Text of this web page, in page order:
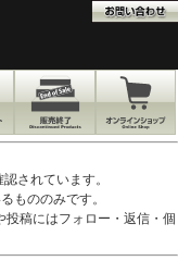
されています。
もののみです。
投稿にはフォロー・返信・個